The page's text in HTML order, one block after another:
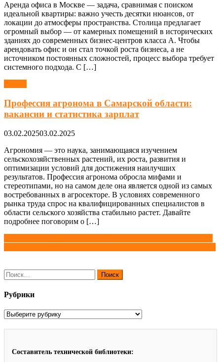
Аренда офиса в Москве — задача, сравнимая с поиском
идеальной квартиры: важно учесть десятки нюансов, от
локации до атмосферы пространства. Столица предлагает
огромный выбор — от камерных помещений в исторических
зданиях до современных бизнес-центров класса А. Чтобы
арендовать офис и он стал точкой роста бизнеса, а не
источником постоянных сложностей, процесс выбора требует
системного подхода. С […]
Профессия агронома в Самарской области:
вакансии и статистика зарплат
03.02.202503.02.2025
Агрономия — это наука, занимающаяся изучением
сельскохозяйственных растений, их роста, развития и
оптимизации условий для достижения наилучших
результатов. Профессия агронома обросла мифами и
стереотипами, но на самом деле она является одной из самых
востребованных в агросекторе. В условиях современного
рынка труда спрос на квалифицированных специалистов в
области сельского хозяйства стабильно растет. Давайте
подробнее поговорим о […]
Навигация
по
записям
Найти:
Рубрики
Рубрики
Составитель технической библиотеки: